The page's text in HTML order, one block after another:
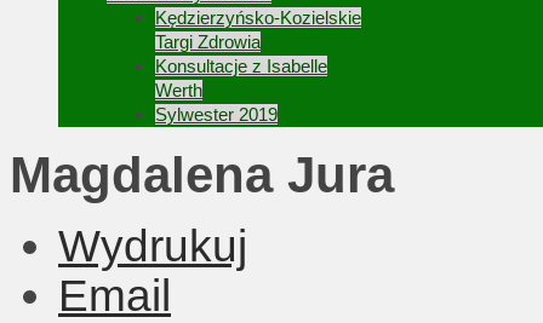
Kędzierzyńsko-Kozielskie
Targi Zdrowia
Konsultacje z Isabelle
Werth
Sylwester 2019
Magdalena Jura
Wydrukuj
Email